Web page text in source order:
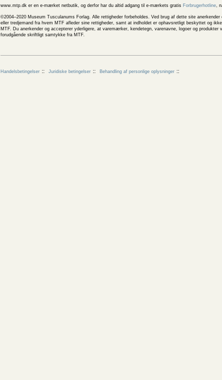
www.mtp.dk er en e-mærket netbutik, og derfor har du altid adgang til e-mærkets gratis Forbrugerhotline,
©2004–2020 Museum Tusculanums Forlag. Alle rettigheder forbeholdes. Ved brug af dette site
eller tredjemand fra hvem MTF afleder sine rettigheder, samt at indholdet er ophavsretligt beskyttet og
MTF. Du anerkender og accepterer yderligere, at varemærker, kendetegn, varenavne, logoer og
forudgående skriftligt samtykke fra MTF.
Handelsbetingelser Juridiske betingelser Behandling af personlige oplysninger